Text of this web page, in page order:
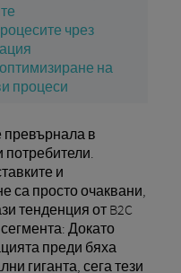
чрез
на
процеси
превърнала в
и
са просто очаквани,
тенденция от B2C
Докато
преди бяха
гиганта, сега тези